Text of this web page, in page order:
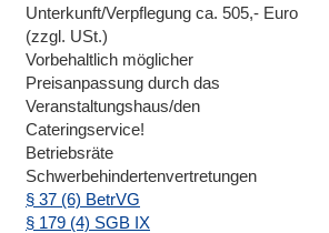
Unterkunft/Verpflegung ca. 505,- Euro
(zzgl. USt.)
Vorbehaltlich möglicher
Preisanpassung durch das
Veranstaltungshaus/den
Cateringservice!
Betriebsräte
Schwerbehindertenvertretungen
§ 37 (6) BetrVG
§ 179 (4) SGB IX